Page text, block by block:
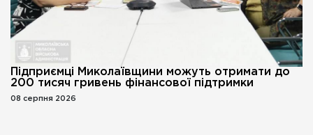
Підприємці Миколаївщини можуть отримати до
200 тисяч гривень фінансової підтримки
08 серпня 2026